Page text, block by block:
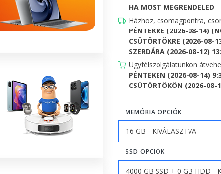
HA MOST MEGRENDELED
Házhoz, csomagpontra,
PÉNTEKRE (2026-08-14)
CSÜTÖRTÖKRE (2026-08-
SZERDÁRA (2026-08-12)
Ügyfélszolgálatunkon
PÉNTEKEN (2026-08-14)
CSÜTÖRTÖKÖN (2026-08-
MEMÓRIA OPCIÓK
SSD OPCIÓK